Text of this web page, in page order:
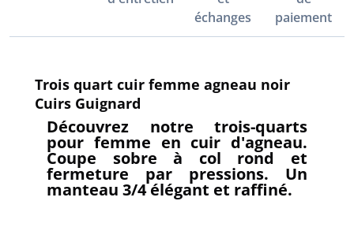
échanges
paiement
Trois quart cuir femme agneau noir
Cuirs Guignard
Découvrez notre trois-quarts
pour femme en cuir d'agneau.
Coupe sobre à col rond et
fermeture par pressions. Un
manteau 3/4 élégant et raffiné.